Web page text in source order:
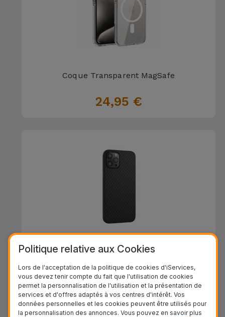
Coque Transparent MagSafe
24,95 €
Coque iPhone en Carbone
24,95 €
Politique relative aux Cookies
Lors de l'acceptation de la politique de cookies d'iServices,
vous devez tenir compte du fait que l'utilisation de cookies
permet la personnalisation de l'utilisation et la présentation de
services et d'offres adaptés à vos centres d'intérêt. Vos
données personnelles et les cookies peuvent être utilisés pour
la personnalisation des annonces. Vous pouvez en savoir plus